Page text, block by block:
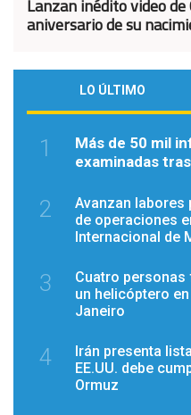
Lanzan inédito video
aniversario de su
LO ÚLTIMO
1
Más de 50 mil
examinadas
2
Avanzan labores
de operaciones
Internacional de
3
Cuatro
un helicóptero
Janeiro
4
Irán presenta
EE.UU. debe
Ormuz